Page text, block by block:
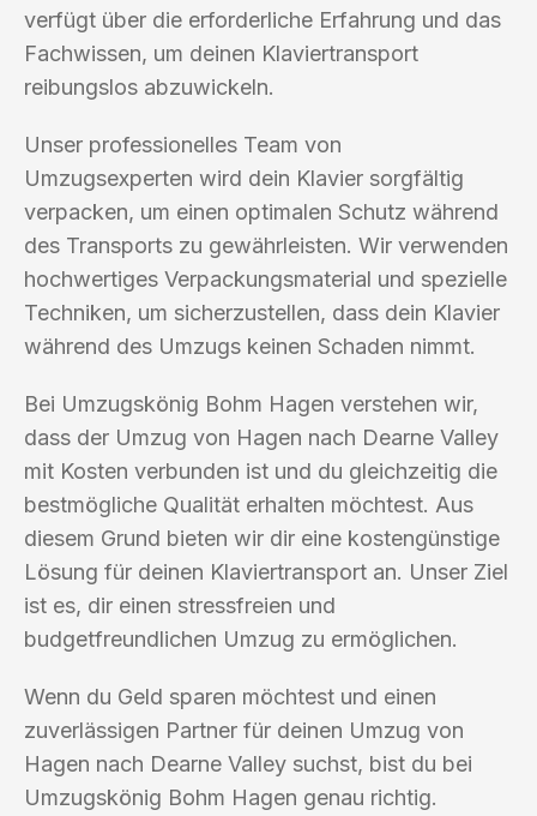
verfügt über die erforderliche Erfahrung und das
Fachwissen, um deinen Klaviertransport
reibungslos abzuwickeln.
Unser professionelles Team von
Umzugsexperten wird dein Klavier sorgfältig
verpacken, um einen optimalen Schutz während
des Transports zu gewährleisten. Wir verwenden
hochwertiges Verpackungsmaterial und spezielle
Techniken, um sicherzustellen, dass dein Klavier
während des Umzugs keinen Schaden nimmt.
Bei Umzugskönig Bohm Hagen verstehen wir,
dass der Umzug von Hagen nach Dearne Valley
mit Kosten verbunden ist und du gleichzeitig die
bestmögliche Qualität erhalten möchtest. Aus
diesem Grund bieten wir dir eine kostengünstige
Lösung für deinen Klaviertransport an. Unser Ziel
ist es, dir einen stressfreien und
budgetfreundlichen Umzug zu ermöglichen.
Wenn du Geld sparen möchtest und einen
zuverlässigen Partner für deinen Umzug von
Hagen nach Dearne Valley suchst, bist du bei
Umzugskönig Bohm Hagen genau richtig.